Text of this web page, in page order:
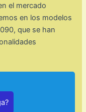
el mercado
en los modelos
que se han